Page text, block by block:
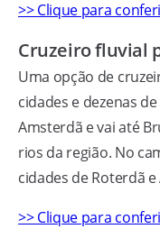
>> Clique para
Cruzeiro fluvial
Uma opção de
cidades e dezenas
Amsterdã e vai até
rios da região. No
cidades de Roterdã
>> Clique para